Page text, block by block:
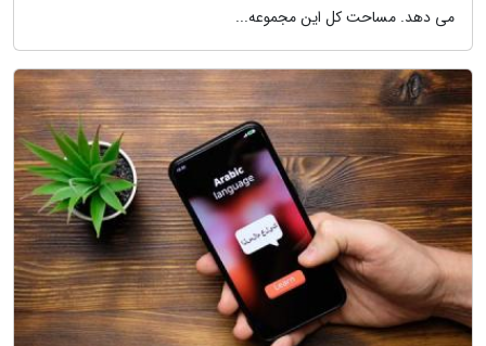
می دهد. مساحت کل این مجموعه...